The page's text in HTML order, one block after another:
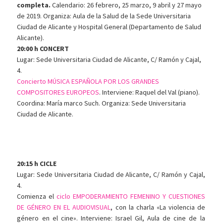
completa.Calendario: 26 febrero, 25 marzo, 9 abril y 27 mayo
de 2019. Organiza: Aula de la Salud de la Sede Universitaria
Ciudad de Alicante y Hospital General (Departamento de Salud
Alicante).
20:00 h CONCERT
Lugar: Sede Universitaria Ciudad de Alicante, C/ Ramón y Cajal,
4.
Concierto MÚSICA ESPAÑOLA POR LOS GRANDES
COMPOSITORES EUROPEOS. Interviene: Raquel del Val (piano).
Coordina: María marco Such. Organiza: Sede Universitaria
Ciudad de Alicante.
20:15 h CICLE
Lugar: Sede Universitaria Ciudad de Alicante, C/ Ramón y Cajal,
4.
Comienza elciclo EMPODERAMIENTO FEMENINO Y CUESTIONES
DE GÉNERO EN EL AUDIOVISUAL, con la charla «La violencia de
género en el cine». Interviene: Israel Gil, Aula de cine de la